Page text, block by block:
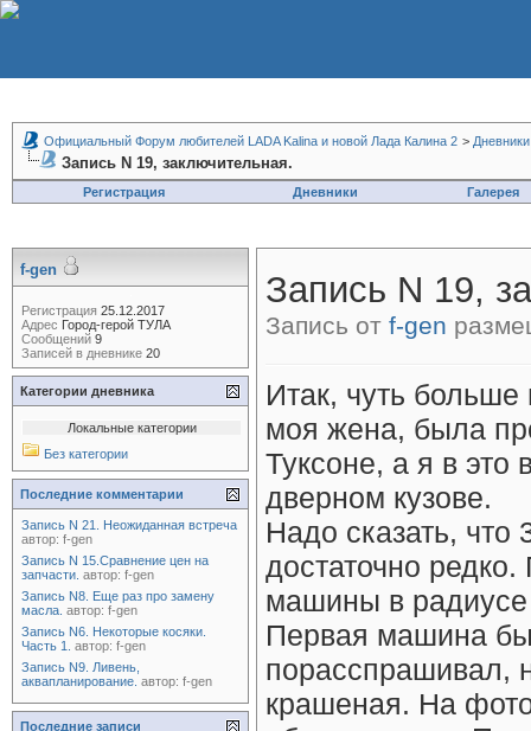
Официальный Форум любителей LADA Kalina и новой Лада Калина 2 > Дневники
Запись N 19, заключительная.
Регистрация Дневники Галерея
Запись N 19,
Запись от f-gen
Итак, чуть больше
моя жена, была
Туксоне, а я в это
дверном кузове.
Надо сказать, что
достаточно
машины в радиусе
Первая машина
порасспрашивал,
крашеная. На
f-gen
Регистрация 25.12.2017
Адрес Город-герой ТУЛА
Сообщений 9
Записей в дневнике 20
Категории дневника
Локальные категории
Без категории
Последние комментарии
Запись N 21. Неожиданная встреча
автор: f-gen
Запись N 15.Сравнение цен на
запчасти. автор: f-gen
Запись N8. Еще раз про замену
масла. автор: f-gen
Запись N6. Некоторые косяки.
Часть 1.
автор: f-gen
Запись N9. Ливень,
аквапланирование. автор: f-gen
Последние записи